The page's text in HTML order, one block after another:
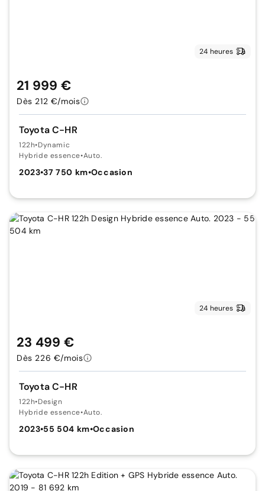
24 heures
Toyota C-HR
122h•Dynamic
Hybride essence•Auto.
2023•37 750 km•Occasion
21 999 €
Dès 212 €/mois
24 heures
Toyota C-HR
122h•Design
Hybride essence•Auto.
2023•55 504 km•Occasion
23 499 €
Dès 226 €/mois